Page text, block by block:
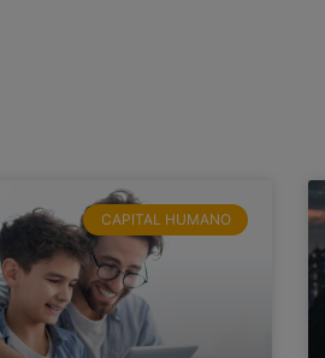
CAPITAL HUMANO